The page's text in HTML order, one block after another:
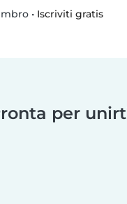
• Iscriviti gratis
per